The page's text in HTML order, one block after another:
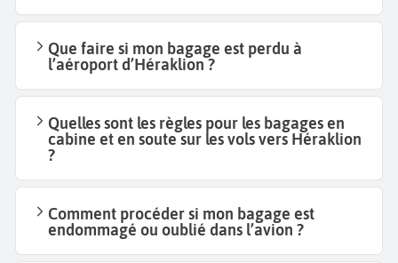
Que faire si mon bagage est perdu à
l’aéroport d’Héraklion ?
Quelles sont les règles pour les bagages en
cabine et en soute sur les vols vers Héraklion
?
Comment procéder si mon bagage est
endommagé ou oublié dans l’avion ?